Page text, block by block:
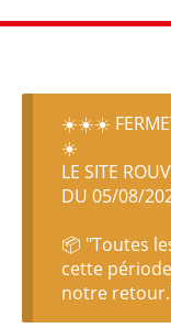
☀️☀️☀️
☀️
LE SITE
DU 05/08/
📦 "Toutes
cette
notre